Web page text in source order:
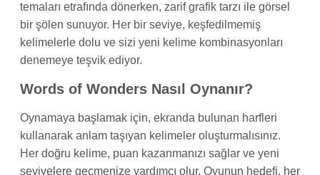
temaları etrafında dönerken, zarif grafik tarzı ile görsel
bir şölen sunuyor. Her bir seviye, keşfedilmemiş
kelimelerle dolu ve sizi yeni kelime kombinasyonları
denemeye teşvik ediyor.
Words of Wonders Nasıl Oynanır?
Oynamaya başlamak için, ekranda bulunan harfleri
kullanarak anlam taşıyan kelimeler oluşturmalısınız.
Her doğru kelime, puan kazanmanızı sağlar ve yeni
seviyelere geçmenize yardımcı olur. Oyunun hedefi, her